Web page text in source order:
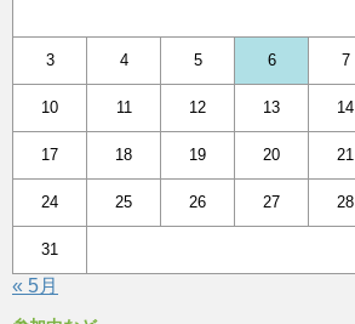
3 4 5 6 7
10 11 12 13 14
17 18 19 20 21
24 25 26 27 28
31
« 5月